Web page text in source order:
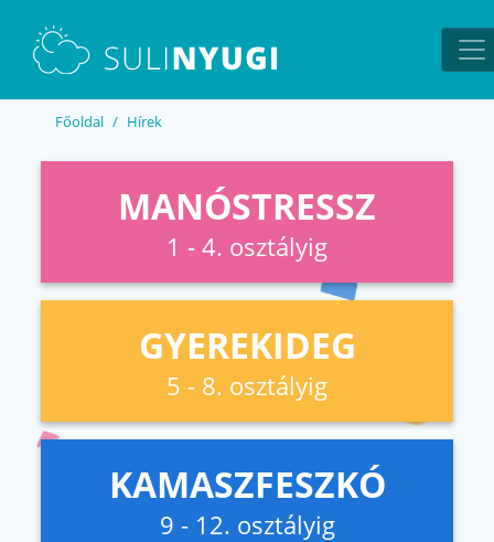
Főoldal Hírek
MANÓSTRESSZ
1 - 4. osztályig
GYEREKIDEG
5 - 8. osztályig
KAMASZFESZKÓ
9 - 12. osztályig